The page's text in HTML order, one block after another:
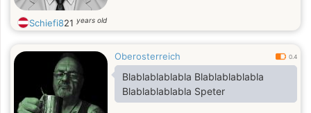
Schiefi821 years old
Oberosterreich 0.4
Blablablablabla Blablablablabla
Blablablablabla Speter